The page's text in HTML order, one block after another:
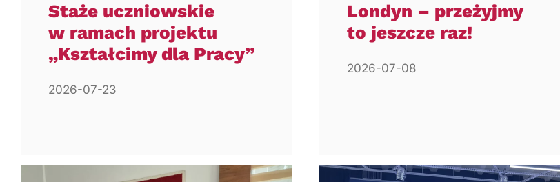
Staże uczniowskie
w ramach projektu
„Kształcimy dla Pracy”
2026-07-23
Londyn – przeżyjmy
to jeszcze raz!
2026-07-08